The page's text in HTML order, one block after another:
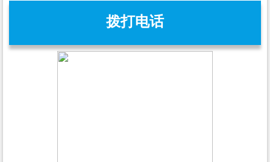
拨打电话